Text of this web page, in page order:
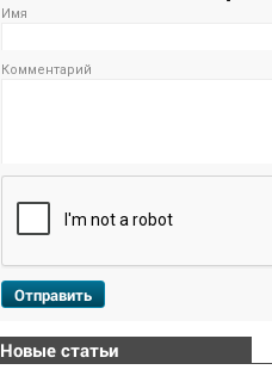
Имя
Комментарий
Отправить
Новые статьи